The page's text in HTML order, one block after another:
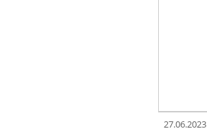
27.06.2023